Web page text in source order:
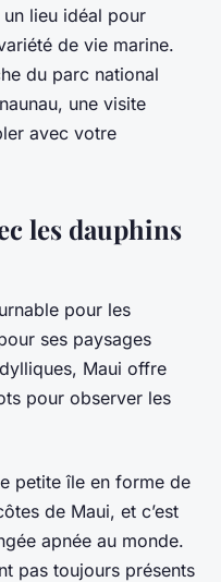
lieu idéal pour
de vie marine.
du parc national
une visite
avec votre
les dauphins
pour les
ses paysages
Maui offre
pour observer les
petite île en forme de
de Maui, et c’est
apnée au monde.
pas toujours présents